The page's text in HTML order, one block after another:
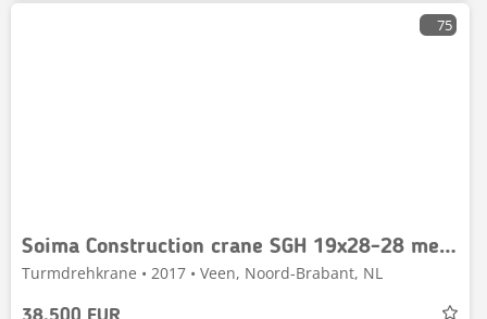
75
Soima Construction crane SGH 19x28-28 meters-'17
Turmdrehkrane • 2017 • Veen, Noord-Brabant, NL